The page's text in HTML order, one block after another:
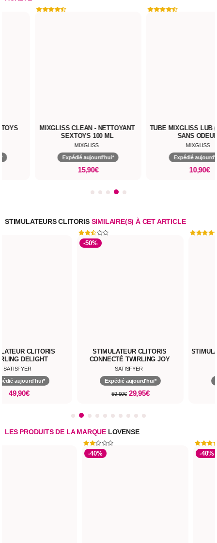
MIXGLISS CLEAN - NETTOYANT
SEXTOYS 100 ML
MIXGLISS
Expédié aujourd'hui*
15,90€
TUBE MIXGLISS LUB
SANS ODEUR)
MIXGLISS
Expédié aujourd'hui*
10,90€
STIMULATEURS CLITORISSIMILAIRE(S) À CET ARTICLE
STIMULATEUR CLITORIS
CONNECTÉ TWIRLING JOY
Expédié aujourd'hui*
STIMULATEUR
BESS
Expédié aujourd'hui*
LES PRODUITS DE LA MARQUE LOVENSE
-40% -40%